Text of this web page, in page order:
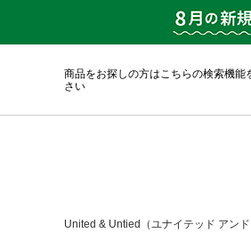
商品をお探しの方はこちらの検索機能
さい
United & Untied（ユナイテッド アン